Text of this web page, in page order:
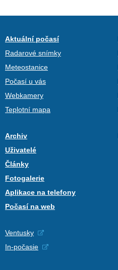
Aktuální počasí
Radarové snímky
Meteostanice
Počasí u vás
Webkamery
Teplotní mapa
Archiv
Uživatelé
Články
Fotogalerie
Aplikace na telefony
Počasí na web
Ventusky
In-počasie